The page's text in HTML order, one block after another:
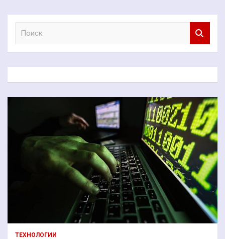
к
ТЕХНОЛОГИИ